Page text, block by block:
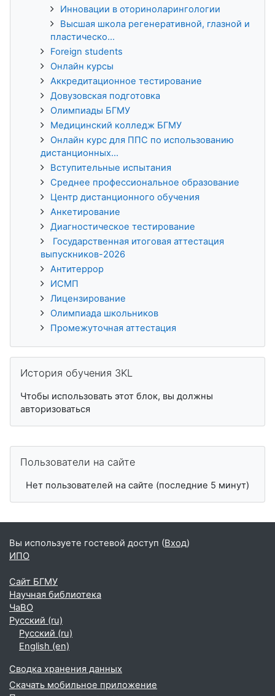
Инновации в оториноларингологии
Высшая школа регенеративной, глазной и
пластическо...
Foreign students
Онлайн курсы
Аккредитационное тестирование
Довузовская подготовка
Олимпиады БГМУ
Медицинский колледж БГМУ
Онлайн курс для ППС по использованию
дистанционных...
Вступительные испытания
Среднее профессиональное образование
Центр дистанционного обучения
Анкетирование
Диагностическое тестирование
Государственная итоговая аттестация
выпускников-2026
Антитеррор
ИСМП
Лицензирование
Олимпиада школьников
Промежуточная аттестация
История обучения 3KL
Чтобы использовать этот блок, вы должны
авторизоваться
Пользователи на сайте
Нет пользователей на сайте (последние 5 минут)
Вы используете гостевой доступ (Вход)
ИПО
Сайт БГМУ
Научная библиотека
ЧаВО
Русский ‎(ru)‎
Русский ‎(ru)‎
English ‎(en)‎
Сводка хранения данных
Скачать мобильное приложение